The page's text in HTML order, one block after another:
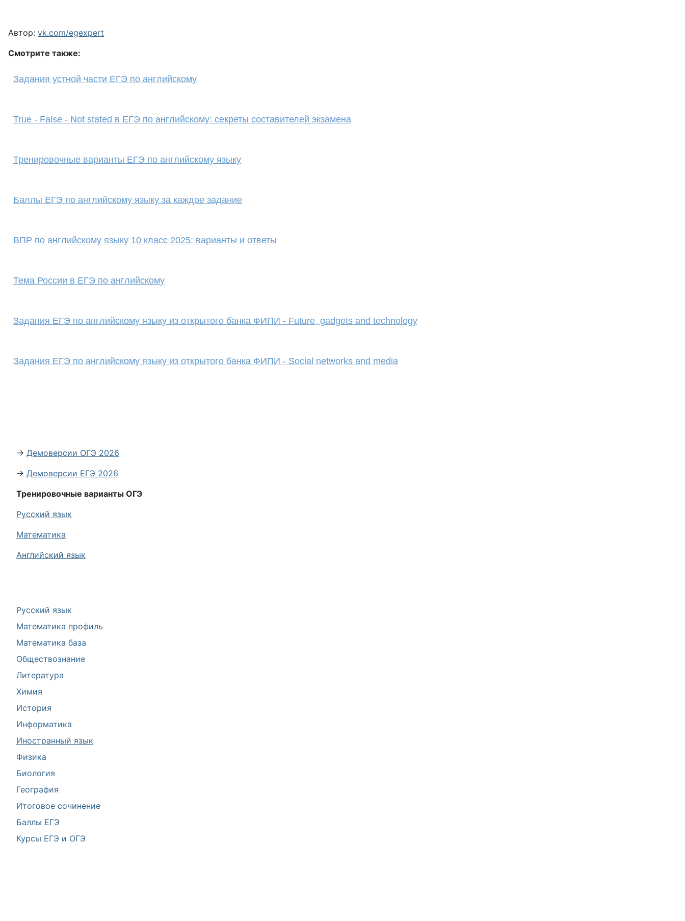
Русский язык
Математика профиль
Математика база
Обществознание
Литература
Химия
История
Информатика
Иностранный язык
Физика
Биология
География
Итоговое сочинение
Баллы ЕГЭ
Курсы ЕГЭ и ОГЭ
Автор: vk.com/egexpert
Смотрите также:
Задания устной части ЕГЭ по английскому
True - False - Not stated в ЕГЭ по английскому: секреты составителей экзамена
Тренировочные варианты ЕГЭ по английскому языку
Баллы ЕГЭ по английскому языку за каждое задание
ВПР по английскому языку 10 класс 2025: варианты и ответы
Тема России в ЕГЭ по английскому
Задания ЕГЭ по английскому языку из открытого банка ФИПИ - Future, gadgets and technology
Задания ЕГЭ по английскому языку из открытого банка ФИПИ - Social networks and media
→ Демоверсии ОГЭ 2026
→ Демоверсии ЕГЭ 2026
Тренировочные варианты ОГЭ
Русский язык
Математика
Английский язык